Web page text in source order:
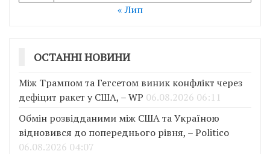
« Лип
ОСТАННІ НОВИНИ
Між Трампом та Гегсетом виник конфлікт через
дефіцит ракет у США, – WP 06.08.2026 06:11
Обмін розвідданими між США та Україною
відновився до попереднього рівня, – Politico
06.08.2026 04:07